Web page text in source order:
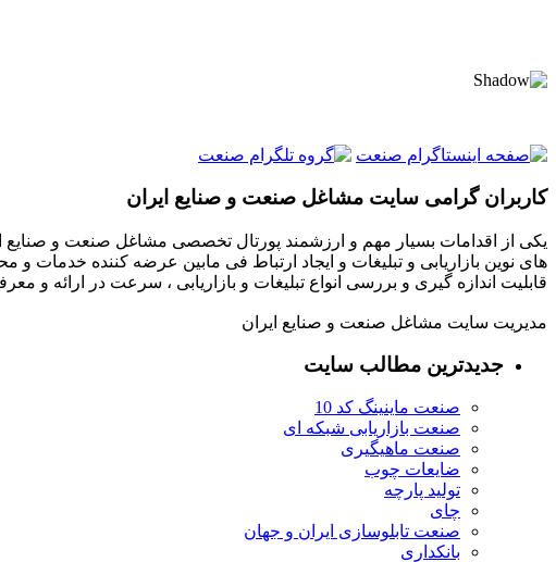
کاربران گرامی سایت مشاغل صنعت و صنایع ایران
یکی از اقدامات بسیار مهم و ارزشمند پورتال تخصصی مشاغل صنعت و
های نوین بازاریابی و تبلیغات و ایجاد ارتباط فی مابین عرضه کننده خدمات و
قابلیت اندازه گیری و بررسی انواع تبلیغات و بازاریابی ، سرعت در ارائه
مدیریت سایت مشاغل صنعت و صنایع ایران
جدیدترین مطالب سایت
صنعت ماینینگ کد 10
صنعت بازاریابی شبکه ای
صنعت ماهیگیری
ضایعات چوب
تولید پارچه
چای
صنعت تابلوسازی ایران و جهان
بانکداری